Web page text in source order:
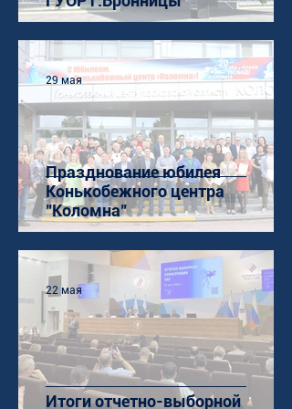
Празднование юбилея
Конькобежного центра
"Коломна"
29 мая
Итоги отчетно-выборной
22 мая